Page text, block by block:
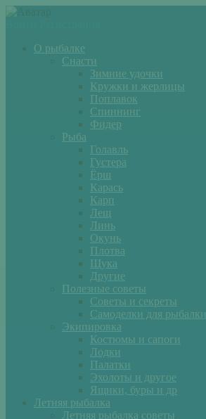
О рыбалке
Снасти
Зимние удочки
Кружки и жерлицы
Поплавок
Спиннинг
Фидер
Рыба
Голавль
Густера
Ёрш
Карась
Карп
Лещ
Линь
Окунь
Плотва
Щука
Другие
Полезные советы
Советы и секреты
Самоделки для рыбалки
Экипировка
Костюмы и сапоги
Лодки
Палатки
Эхолоты и другое
Ящики, буры и др
Летняя рыбалка
Летняя рыбалка советы